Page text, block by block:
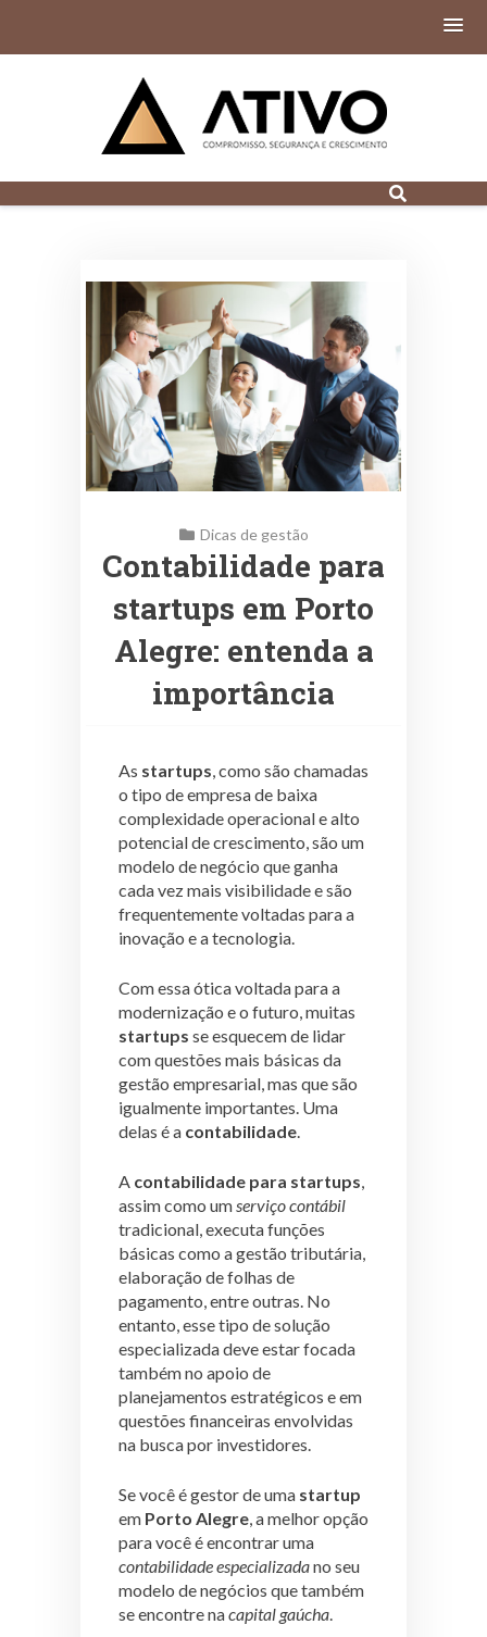
Contabilidade
Digital em Porto
Dicas de gestão
Contabilidade para
startups em Porto
Alegre: entenda a
importância
As startups, como são chamadas
o tipo de empresa de baixa
complexidade operacional e alto
potencial de crescimento, são um
modelo de negócio que ganha
cada vez mais visibilidade e são
frequentemente voltadas para a
inovação e a tecnologia.
Com essa ótica voltada para a
modernização e o futuro, muitas
startups se esquecem de lidar
com questões mais básicas da
gestão empresarial, mas que são
igualmente importantes. Uma
delas é a contabilidade.
A contabilidade para startups,
assim como umserviço contábil
tradicional, executa funções
básicas como a gestão tributária,
elaboração de folhas de
pagamento, entre outras. No
entanto, esse tipo de solução
especializada deve estar focada
também no apoio de
planejamentos estratégicos e em
questões financeiras envolvidas
na busca por investidores.
Se você é gestor de uma startup
em Porto Alegre, a melhor opção
para você é encontrar uma
contabilidade especializadano seu
modelo de negócios que também
se encontre nacapital gaúcha.